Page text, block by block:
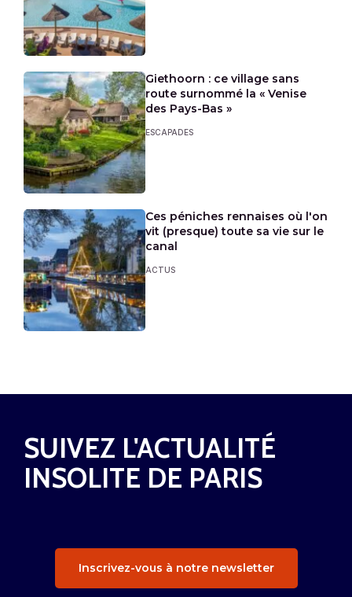
Giethoorn : ce village sans
route surnommé la « Venise
des Pays-Bas »
ESCAPADES
Ces péniches rennaises où l'on
vit (presque) toute sa vie sur le
canal
ACTUS
SUIVEZ L'ACTUALITÉ
INSOLITE DE PARIS
Inscrivez-vous à notre newsletter